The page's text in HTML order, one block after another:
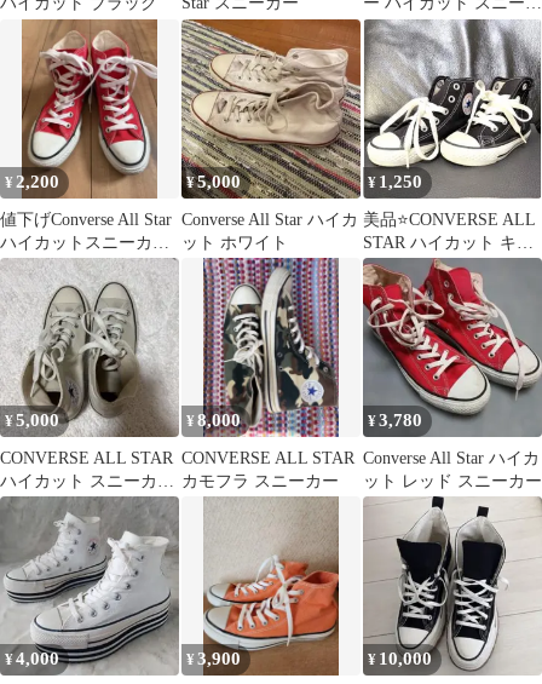
ー ホワイト 白
¥ 2,200
値下げConverse All Star
ハイカットスニーカー
レッド22.5cm
¥5,000
Converse All Star ハイカ
ット ホワイト
¥ 1,250
美品⭐️CONVERSE ALL
STAR ハイカット キッ
ズスニーカー2way
¥5,000
CONVERSE ALL STAR
ハイカット スニーカー
ベージュ
¥8,000
CONVERSE ALL STAR
カモフラ スニーカー
¥3,780
Converse All Star ハイカ
ット レッド スニーカー
¥4,000 ¥3,900 ¥ 10,000